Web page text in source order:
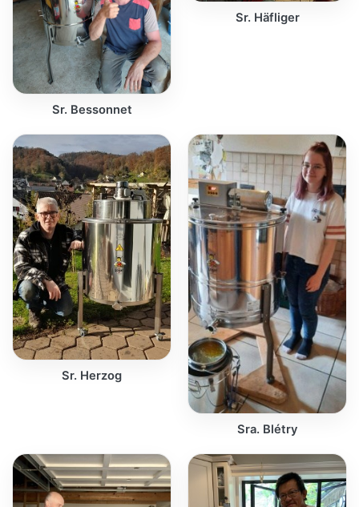
Sr. Bessonnet
Sr. Häfliger
Sr. Herzog
Sra. Blétry